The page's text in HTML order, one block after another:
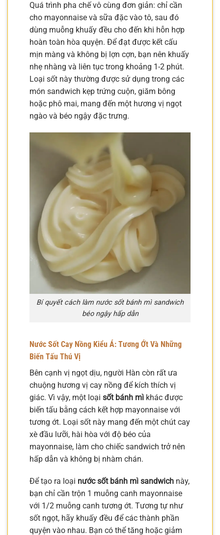
Quá trình pha chế vô cùng đơn giản: chỉ cần
cho mayonnaise và sữa đặc vào tô, sau đó
dùng muỗng khuấy đều cho đến khi hỗn hợp
hoàn toàn hòa quyện. Để đạt được kết cấu
mịn màng và không bị lợn cợn, bạn nên khuấy
nhẹ nhàng và liên tục trong khoảng 1-2 phút.
Loại sốt này thường được sử dụng trong các
món sandwich kẹp trứng cuộn, giăm bông
hoặc phô mai, mang đến một hương vị ngọt
ngào và béo ngậy đặc trưng.
Bí quyết cách làm nước sốt bánh mì sandwich
béo ngậy hấp dẫn
Nước Sốt Cay Nồng Kiểu Á: Tương Ớt Và Những
Biến Tấu Thú Vị
Bên cạnh vị ngọt dịu, người Hàn còn rất ưa
chuộng hương vị cay nồng để kích thích vị
giác. Vì vậy, một loại sốt bánh mì khác được
biến tấu bằng cách kết hợp mayonnaise với
tương ớt. Loại sốt này mang đến một chút cay
xè đầu lưỡi, hài hòa với độ béo của
mayonnaise, làm cho chiếc sandwich trở nên
hấp dẫn và không bị nhàm chán.
Để tạo ra loại nước sốt bánh mì sandwich này,
bạn chỉ cần trộn 1 muỗng canh mayonnaise
với 1/2 muỗng canh tương ớt. Tương tự như
sốt ngọt, hãy khuấy đều để các thành phần
quyện vào nhau. Bạn có thể tăng hoặc giảm